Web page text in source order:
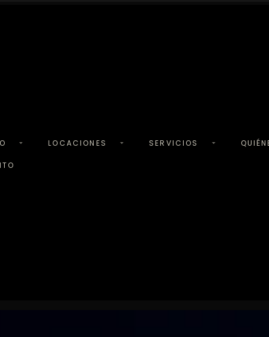
LOCACIONES SERVICIOS